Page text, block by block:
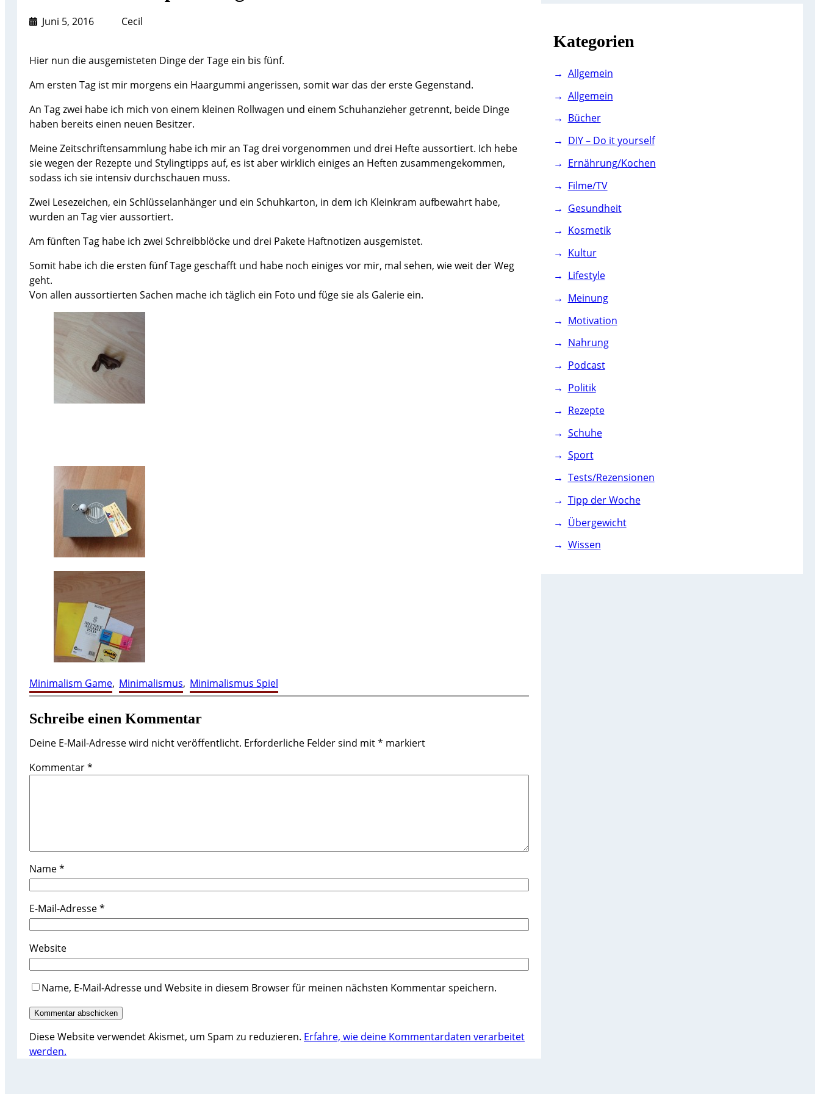
Juni 5, 2016 Cecil
Hier nun die ausgemisteten Dinge der Tage ein bis fünf.
Am ersten Tag ist mir morgens ein Haargummi angerissen, somit war das der erste Gegenstand.
An Tag zwei habe ich mich von einem kleinen Rollwagen und einem Schuhanzieher getrennt, beide Dinge
haben bereits einen neuen Besitzer.
Meine Zeitschriftensammlung habe ich mir an Tag drei vorgenommen und drei Hefte aussortiert. Ich hebe
sie wegen der Rezepte und Stylingtipps auf, es ist aber wirklich einiges an Heften zusammengekommen,
sodass ich sie intensiv durchschauen muss.
Zwei Lesezeichen, ein Schlüsselanhänger und ein Schuhkarton, in dem ich Kleinkram aufbewahrt habe,
wurden an Tag vier aussortiert.
Am fünften Tag habe ich zwei Schreibblöcke und drei Pakete Haftnotizen ausgemistet.
Somit habe ich die ersten fünf Tage geschafft und habe noch einiges vor mir, mal sehen, wie weit der Weg
geht.
Von allen aussortierten Sachen mache ich täglich ein Foto und füge sie als Galerie ein.
Minimalism Game, Minimalismus, Minimalismus Spiel
Schreibe einen Kommentar
Deine E-Mail-Adresse wird nicht veröffentlicht. Erforderliche Felder sind mit* markiert
Kommentar*
Name*
E-Mail-Adresse*
Website
Name, E-Mail-Adresse und Website in diesem Browser für meinen nächsten Kommentar speichern.
Diese Website verwendet Akismet, um Spam zu reduzieren. Erfahre, wie deine Kommentardaten verarbeitet
werden.
Kategorien
Allgemein
Allgemein
Bücher
DIY – Do it yourself
Ernährung/Kochen
Filme/TV
Gesundheit
Kosmetik
Kultur
Lifestyle
Meinung
Motivation
Nahrung
Podcast
Politik
Rezepte
Schuhe
Sport
Tests/Rezensionen
Tipp der Woche
Übergewicht
Wissen